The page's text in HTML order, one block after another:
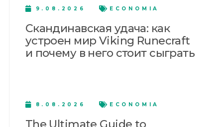
9.08.2026 ECONOMIA
Скандинавская удача: как
устроен мир Viking Runecraft
и почему в него стоит сыграть
8.08.2026 ECONOMIA
The Ultimate Guide to